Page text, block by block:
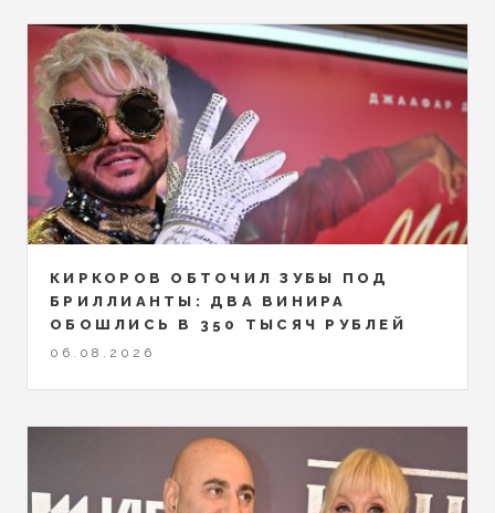
КИРКОРОВ ОБТОЧИЛ ЗУБЫ ПОД
БРИЛЛИАНТЫ: ДВА ВИНИРА
ОБОШЛИСЬ В 350 ТЫСЯЧ РУБЛЕЙ
06.08.2026